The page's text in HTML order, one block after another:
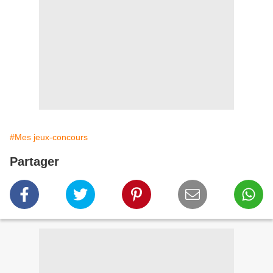
#Mes jeux-concours
Partager